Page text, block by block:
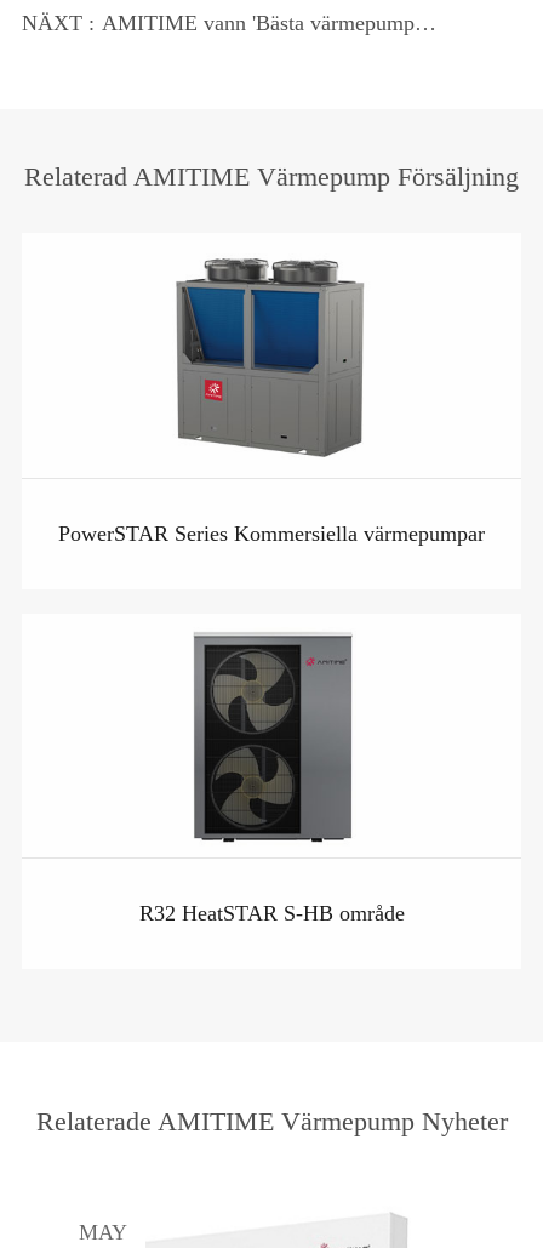
värmepumpstjänster på Langao läns
NÄXT : AMITIME vann 'Bästa värmepump
Relaterad AMITIME Värmepump Försäljning
PowerSTAR Series Kommersiella värmepumpar
R32 HeatSTAR S-HB område
Relaterade AMITIME Värmepump Nyheter
MAY